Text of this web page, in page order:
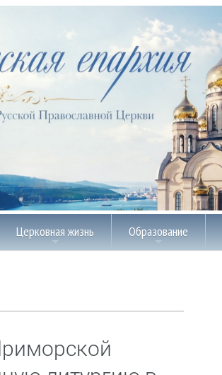
Церковная жизнь Образование